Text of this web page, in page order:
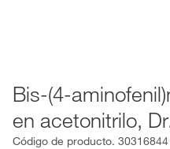
Bis-(4-
en acetonitrilo,
Código de producto. 30316844